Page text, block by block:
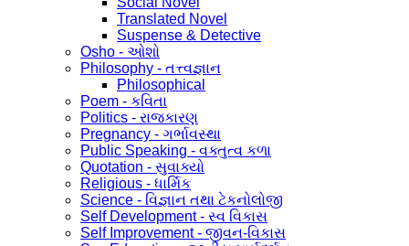
Translated Novel
Suspense & Detective
Osho - ઓશો
Philosophy - તત્ત્વજ્ઞાન
Philosophical
Poem - કવિતા
Politics - રાજકારણ
Pregnancy - ગર્ભાવસ્થા
Public Speaking - વક્તુત્વ કળા
Quotation - સુવાક્યો
Religious - ધાર્મિક
Science - વિજ્ઞાન તથા ટેકનોલોજી
Self Development - સ્વ વિકાસ
Self Improvement - જીવન-વિકાસ